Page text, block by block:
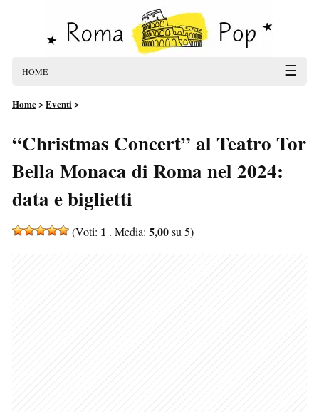
HOME ☰
Home>Eventi>
“Christmas Concert” al Teatro Tor
Bella Monaca di Roma nel 2024:
data e biglietti
(Voti: 1 . Media: 5,00su 5)